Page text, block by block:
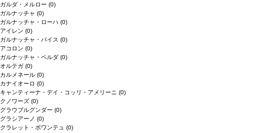
ガルダ・メルロー (0)
ガルナッチャ (0)
ガルナッチャ・ローハ (0)
アイレン (0)
ガルナッチャ・パイス (0)
アコロン (0)
ガルナッチャ・ペルダ (0)
オルテガ (0)
カルメネール (0)
カナイオーロ (0)
キャンティーナ・デイ・コッリ・アメリーニ (0)
クノワーズ (0)
グラウブルグンダー (0)
グラシアーノ (0)
クラレット・ボワンテュ (0)